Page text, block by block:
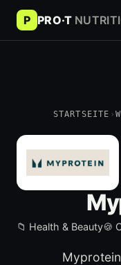
P PRO·T
STARTSEITE ›
📁 Health & Beauty🍪